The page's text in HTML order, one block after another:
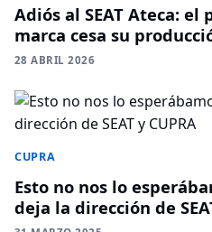
Adiós al SEAT Ateca: el
marca cesa su
28 ABRIL 2026
CUPRA
Esto no nos lo
deja la dirección de